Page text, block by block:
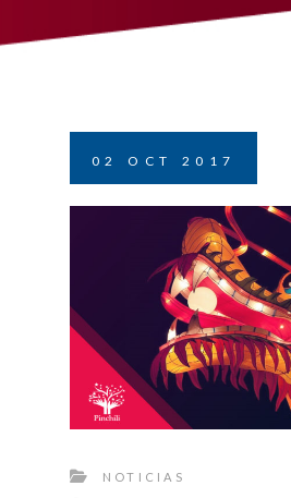
02 OCT 2017
NOTICIAS